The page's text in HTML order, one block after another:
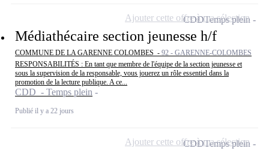
Médiathécaire section jeunesse h/f
COMMUNE DE LA GARENNE COLOMBES - 92 - GARENNE-COLOMBES
RESPONSABILITÉS : En tant que membre de l'équipe de la section jeunesse et
sous la supervision de la responsable, vous jouerez un rôle essentiel dans la
promotion de la lecture publique. A ce...
CDD - Temps plein
Publié il y a 22 jours
CDDTemps plein
Ajouter cette offre à ma sélection
CDDTemps plein
Ajouter cette offre à ma sélection